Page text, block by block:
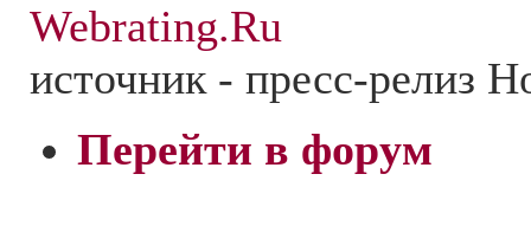
Webrating.Ru
источник - пресс-релиз
Перейти в форум